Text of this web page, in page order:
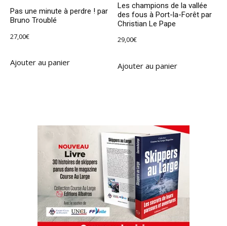
Pas une minute à perdre ! par
Bruno Troublé
27,00€
Ajouter au panier
Les champions de la vallée
des fous à Port-la-Forêt par
Christian Le Pape
29,00€
Ajouter au panier